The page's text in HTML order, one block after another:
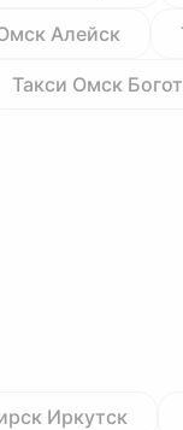
Алейск
Такси Омск
Иркутск